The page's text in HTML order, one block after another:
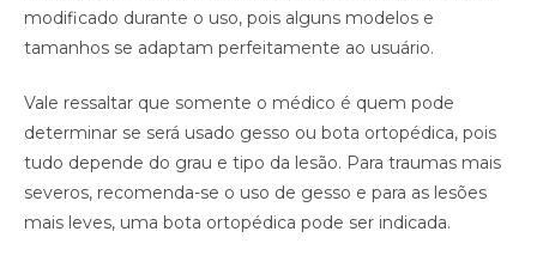
modificado durante o uso, pois alguns modelos e
tamanhos se adaptam perfeitamente ao usuário.
Vale ressaltar que somente o médico é quem pode
determinar se será usado gesso ou bota ortopédica, pois
tudo depende do grau e tipo da lesão. Para traumas mais
severos, recomenda-se o uso de gesso e para as lesões
mais leves, uma bota ortopédica pode ser indicada.